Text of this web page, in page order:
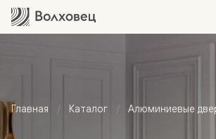
Главная Каталог Алюминиевые